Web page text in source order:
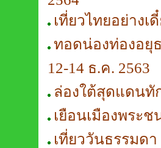
เที่ยวไทยอย่างเ
ทอดน่องท่องอยุ
12-14 ธ.ค. 2563
ล่องใต้สุดแดนทั
เยือนเมืองพระ
เที่ยววันธรรมด